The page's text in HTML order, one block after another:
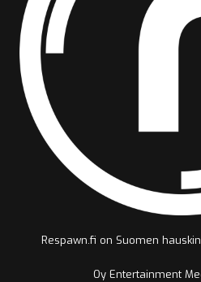
Respawn.fi on Suomen
Oy Entertainment